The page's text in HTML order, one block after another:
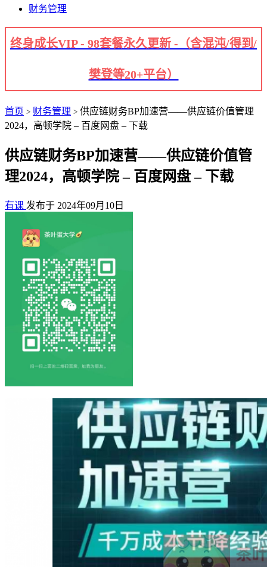
财务管理
终身成长VIP - 98套餐永久更新 -（含混沌/得到/
樊登等20+平台）
首页 > 财务管理 > 供应链财务BP加速营——供应链价值管理
2024，高顿学院 – 百度网盘 – 下载
供应链财务BP加速营——供应链价值管
理2024，高顿学院 – 百度网盘 – 下载
有课 发布于 2024年09月10日